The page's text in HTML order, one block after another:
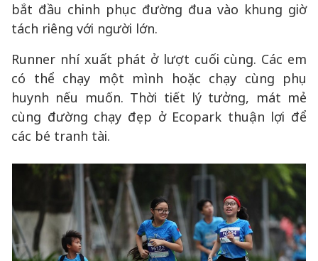
bắt đầu chinh phục đường đua vào khung giờ
tách riêng với người lớn.
Runner nhí xuất phát ở lượt cuối cùng. Các em
có thể chạy một mình hoặc chạy cùng phụ
huynh nếu muốn. Thời tiết lý tưởng, mát mẻ
cùng đường chạy đẹp ở Ecopark thuận lợi để
các bé tranh tài.